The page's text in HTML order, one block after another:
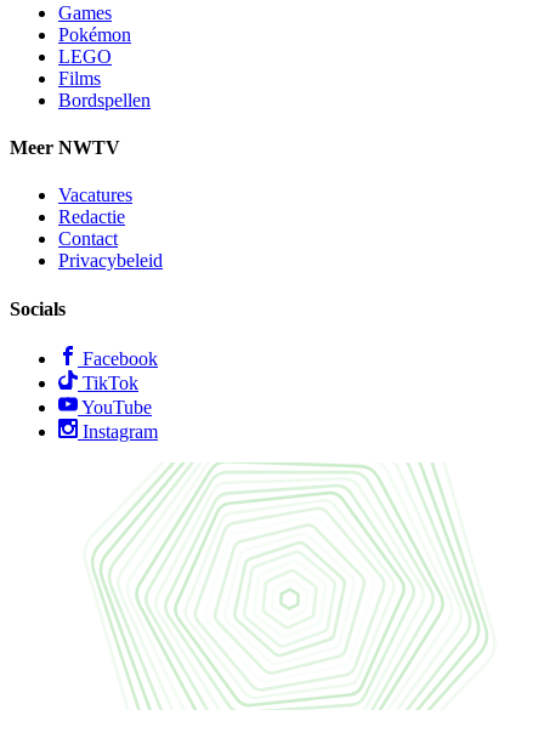
Games
Pokémon
LEGO
Films
Bordspellen
Meer NWTV
Vacatures
Redactie
Contact
Privacybeleid
Socials
Facebook
TikTok
YouTube
Instagram